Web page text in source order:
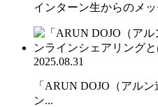
インターン生からのメ
2025.08.31
「ARUN DOJO（アル
ン...